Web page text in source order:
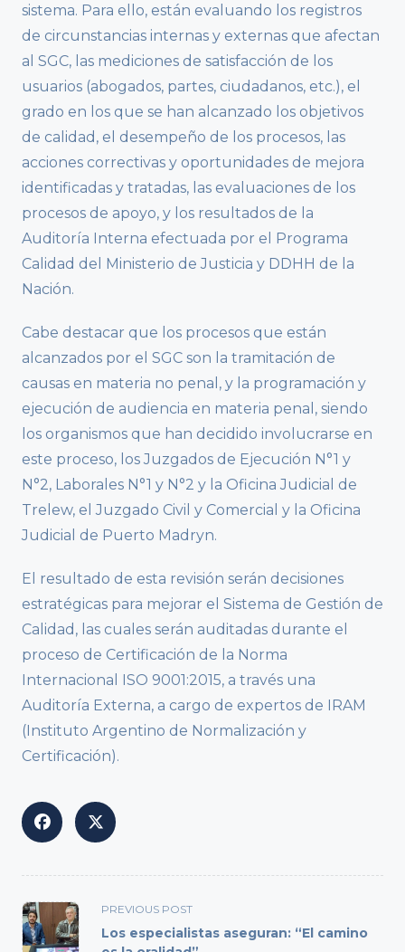
sistema. Para ello, están evaluando los registros
de circunstancias internas y externas que afectan
al SGC, las mediciones de satisfacción de los
usuarios (abogados, partes, ciudadanos, etc.), el
grado en los que se han alcanzado los objetivos
de calidad, el desempeño de los procesos, las
acciones correctivas y oportunidades de mejora
identificadas y tratadas, las evaluaciones de los
procesos de apoyo, y los resultados de la
Auditoría Interna efectuada por el Programa
Calidad del Ministerio de Justicia y DDHH de la
Nación.
Cabe destacar que los procesos que están
alcanzados por el SGC son la tramitación de
causas en materia no penal, y la programación y
ejecución de audiencia en materia penal, siendo
los organismos que han decidido involucrarse en
este proceso, los Juzgados de Ejecución N°1 y
N°2, Laborales N°1 y N°2 y la Oficina Judicial de
Trelew, el Juzgado Civil y Comercial y la Oficina
Judicial de Puerto Madryn.
El resultado de esta revisión serán decisiones
estratégicas para mejorar el Sistema de Gestión de
Calidad, las cuales serán auditadas durante el
proceso de Certificación de la Norma
Internacional ISO 9001:2015, a través una
Auditoría Externa, a cargo de expertos de IRAM
(Instituto Argentino de Normalización y
Certificación).
<span
class="nav-
PREVIOUS POST
Los especialistas aseguran: “El camino